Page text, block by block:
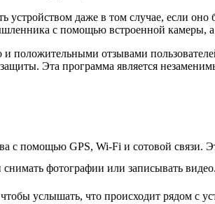
устройством даже в том случае, если
с помощью встроенной камеры,
отзывами
Эта программа является
с помощью GPS, Wi-Fi и сотовой связи.
фотографии или записывать
услышать, что происходит рядом с